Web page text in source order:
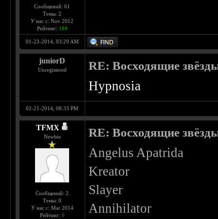
Сообщений: 61
Темы: 2
У нас с: Nov 2012
Рейтинг: 100
01-23-2014, 03:29 AM
juniorD
Unregistered RE: Восходящие
Hypnosia
02-21-2014, 08:33 PM
TFMX
Newbie
Сообщений: 2
Темы: 0
У нас с: Mar 2014
Рейтинг: 0
RE: Восходящие
Angelus Apatrida
Kreator
Slayer
Annihilator